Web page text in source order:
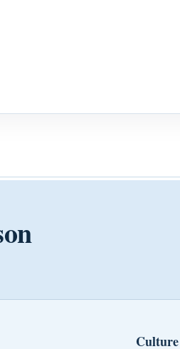
Culture